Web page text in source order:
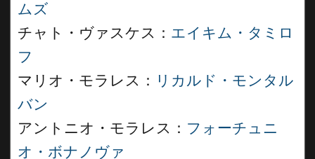
ムズ
チャト・ヴァスケス： エイキム・タミロ
フ
マリオ・モラレス： リカルド・モンタル
バン
アントニオ・モラレス： フォーチュニ
オ・ボナノヴァ